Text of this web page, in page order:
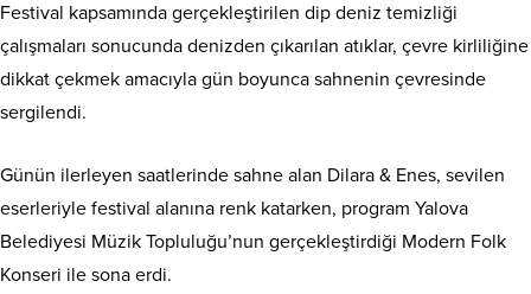
Festival kapsamında gerçekleştirilen dip deniz temizliği
çalışmaları sonucunda denizden çıkarılan atıklar, çevre kirliliğine
dikkat çekmek amacıyla gün boyunca sahnenin çevresinde
sergilendi.
Günün ilerleyen saatlerinde sahne alan Dilara & Enes, sevilen
eserleriyle festival alanına renk katarken, program Yalova
Belediyesi Müzik Topluluğu’nun gerçekleştirdiği Modern Folk
Konseri ile sona erdi.